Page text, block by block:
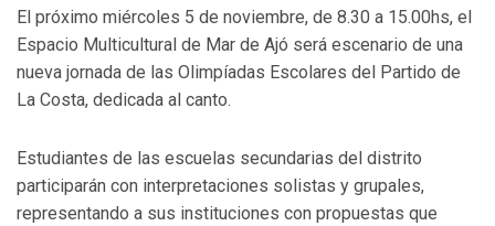
El próximo miércoles 5 de noviembre, de 8.30 a 15.00hs, el
Espacio Multicultural de Mar de Ajó será escenario de una
nueva jornada de las Olimpíadas Escolares del Partido de
La Costa, dedicada al canto.
Estudiantes de las escuelas secundarias del distrito
participarán con interpretaciones solistas y grupales,
representando a sus instituciones con propuestas que